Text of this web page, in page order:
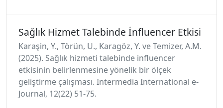
Sağlık Hizmet Talebinde İnfluencer Etkisi
Karaşin, Y., Törün, U., Karagöz, Y. ve Temizer, A.M.
(2025). Sağlık hizmeti talebinde influencer
etkisinin belirlenmesine yönelik bir ölçek
geliştirme çalışması. Intermedia International e-
Journal, 12(22) 51-75.